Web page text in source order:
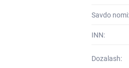
Savdo nomi:
INN:
Dozalash: